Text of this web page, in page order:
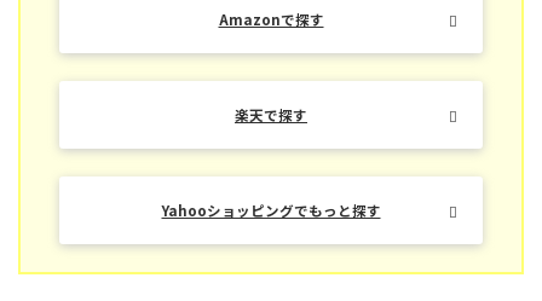
Amazonで探す
楽天で探す
Yahooショッピングでもっと探す